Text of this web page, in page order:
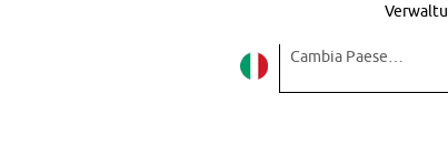
Cambia Paese…